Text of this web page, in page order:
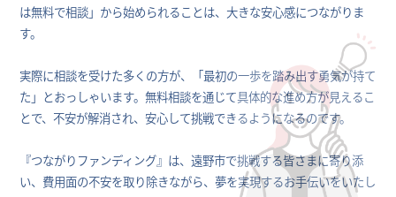
は無料で相談」から始められることは、大きな安心感につながりま
す。
実際に相談を受けた多くの方が、「最初の一歩を踏み出す勇気が持て
た」とおっしゃいます。無料相談を通じて具体的な進め方が見えるこ
とで、不安が解消され、安心して挑戦できるようになるのです。
『つながりファンディング』は、遠野市で挑戦する皆さまに寄り添
い、費用面の不安を取り除きながら、夢を実現するお手伝いをいたし